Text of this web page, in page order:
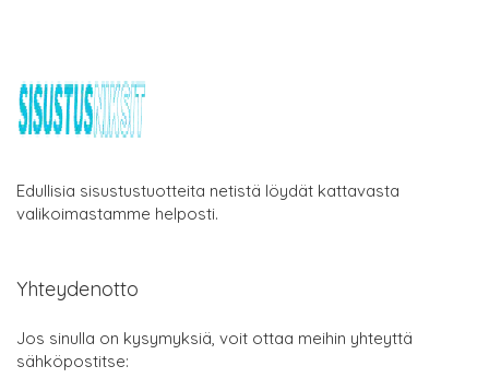
Edullisia sisustustuotteita netistä löydät kattavasta
valikoimastamme helposti.
Yhteydenotto
Jos sinulla on kysymyksiä, voit ottaa meihin yhteyttä
sähköpostitse: